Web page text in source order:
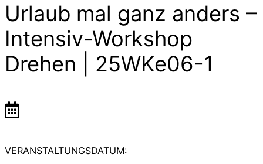
Urlaub mal ganz anders –
Intensiv-Workshop
Drehen | 25WKe06-1
VERANSTALTUNGSDATUM: